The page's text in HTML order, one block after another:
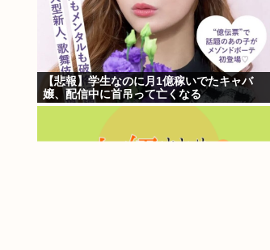
【悲報】学生なのに月1億稼いでたキャバ
嬢、配信中に首吊って亡くなる